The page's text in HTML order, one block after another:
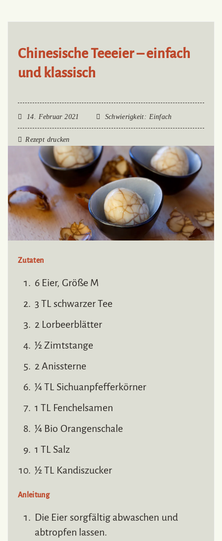
Chinesische Teeeier – einfach
und klassisch
14. Februar 2021 Schwierigkeit: Einfach
Rezept drucken
Zutaten
6 Eier, Größe M
3 TL schwarzer Tee
2 Lorbeerblätter
½ Zimtstange
2 Anissterne
¼ TL Sichuanpfefferkörner
1 TL Fenchelsamen
¼ Bio Orangenschale
1 TL Salz
½ TL Kandiszucker
Anleitung
Die Eier sorgfältig abwaschen und
abtropfen lassen.